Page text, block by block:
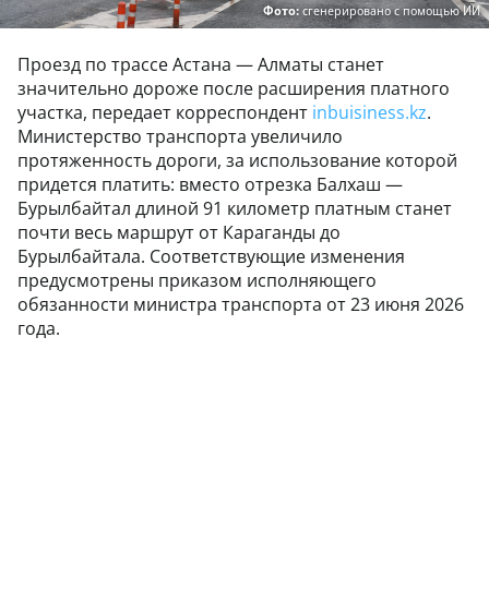
Фото:сгенерировано с помощью ИИ
Проезд по трассе Астана — Алматы станет
значительно дороже после расширения платного
участка, передает корреспондент inbuisiness.kz.
Министерство транспорта увеличило
протяженность дороги, за использование которой
придется платить: вместо отрезка Балхаш —
Бурылбайтал длиной 91 километр платным станет
почти весь маршрут от Караганды до
Бурылбайтала. Соответствующие изменения
предусмотрены приказом исполняющего
обязанности министра транспорта от 23 июня 2026
года.